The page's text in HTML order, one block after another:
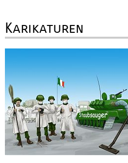
Karikaturen